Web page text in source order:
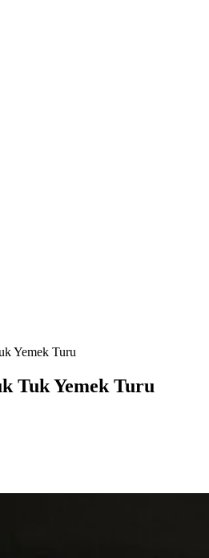
Yemek Turu
Tuk Yemek Turu